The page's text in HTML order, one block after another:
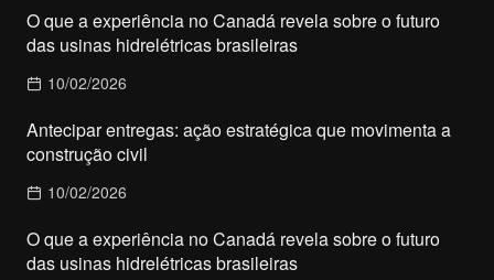
O que a experiência no Canadá revela sobre o futuro
das usinas hidrelétricas brasileiras
10/02/2026
Antecipar entregas: ação estratégica que movimenta a
construção civil
10/02/2026
O que a experiência no Canadá revela sobre o futuro
das usinas hidrelétricas brasileiras